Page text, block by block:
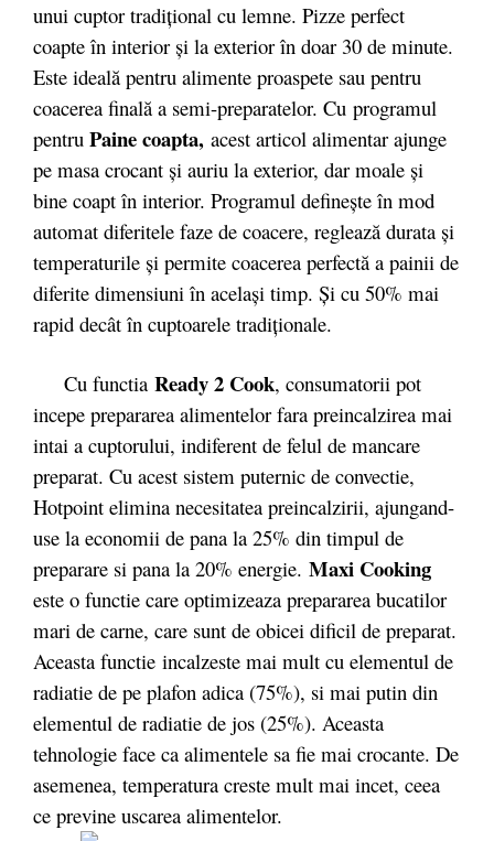
unui cuptor tradiţional cu lemne. Pizze perfect
coapte în interior şi la exterior în doar 30 de minute.
Este ideală pentru alimente proaspete sau pentru
coacerea finală a semi-preparatelor. Cu programul
pentru Paine coapta, acest articol alimentar ajunge
pe masa crocant şi auriu la exterior, dar moale şi
bine coapt în interior. Programul defineşte în mod
automat diferitele faze de coacere, reglează durata şi
temperaturile şi permite coacerea perfectă a painii de
diferite dimensiuni în acelaşi timp. Şi cu 50% mai
rapid decât în cuptoarele tradiţionale.
Cu functia Ready 2 Cook, consumatorii pot
incepe prepararea alimentelor fara preincalzirea mai
intai a cuptorului, indiferent de felul de mancare
preparat. Cu acest sistem puternic de convectie,
Hotpoint elimina necesitatea preincalzirii, ajungand-
use la economii de pana la 25% din timpul de
preparare si pana la 20% energie. Maxi Cooking
este o functie care optimizeaza prepararea bucatilor
mari de carne, care sunt de obicei dificil de preparat.
Aceasta functie incalzeste mai mult cu elementul de
radiatie de pe plafon adica (75%), si mai putin din
elementul de radiatie de jos (25%). Aceasta
tehnologie face ca alimentele sa fie mai crocante. De
asemenea, temperatura creste mult mai incet, ceea
ce previne uscarea alimentelor.